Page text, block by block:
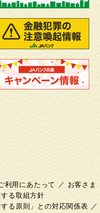
利用にあたって ／ お客さま
る取組方針
る原則」との対応関係表
／